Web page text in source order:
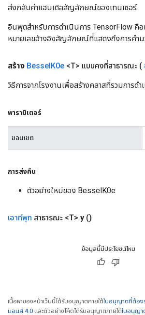
ส่งกลับค่าแฮนเดิลสัญลักษณ์ของเทนเซอร์
อินพุตสำหรับการดำเนินการ TensorFlow คื
หมายเลขอ้างอิงสัญลักษณ์ที่แสดงถึงการค
สร้าง BesselK0e <T> แบบคงที่สาธารณะ (
วิธีการจากโรงงานเพื่อสร้างคลาสที่รวมการด
พารามิเตอร์
ขอบเขต
การส่งคืน
ตัวอย่างใหม่ของ BesselK0e
เอาท์พุท สาธารณะ <T> y ()
ข้อมูลนี้มีประโยชน์ไหม
เนื้อหาของหน้าเว็บนี้ได้รับอนุญาตภายใต้ใบอนุญาตที่ต้อง
มอนส์ 4.0 และตัวอย่างโค้ดได้รับอนุญาตภายใต้ใบอนุญา